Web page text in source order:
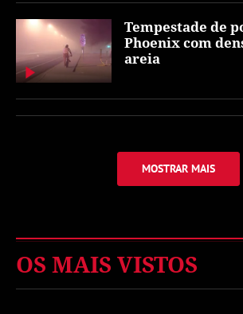
Tempestade de
Phoenix com
areia
MOSTRAR MAIS
OS MAIS VISTOS